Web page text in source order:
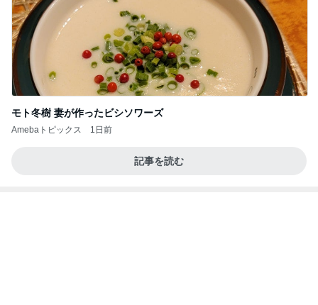
モト冬樹 妻が作ったビシソワーズ
Amebaトピックス 1日前
記事を読む